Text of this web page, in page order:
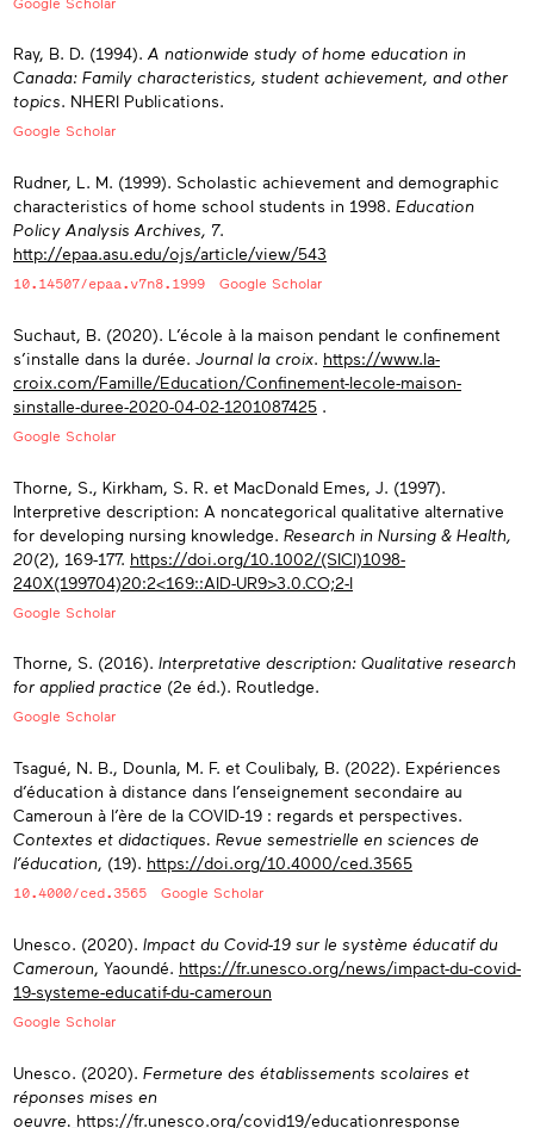
Ray, B. D. (1994). A nationwide study of home education in
Canada: Family characteristics, student achievement, and other
topics. NHERI Publications.
Google Scholar
Rudner, L. M. (1999). Scholastic achievement and demographic
characteristics of home school students in 1998. Education
Policy Analysis Archives, 7.
http://epaa.asu.edu/ojs/article/view/543
10.14507/epaa.v7n8.1999 Google Scholar
Suchaut, B. (2020). L’école à la maison pendant le confinement
s’installe dans la durée. Journal la croix. https://www.la-
croix.com/Famille/Education/Confinement-lecole-maison-
sinstalle-duree-2020-04-02-1201087425 .
Google Scholar
Thorne, S., Kirkham, S. R. et MacDonald Emes, J. (1997).
Interpretive description: A noncategorical qualitative alternative
for developing nursing knowledge. Research in Nursing & Health,
20(2), 169-177. https://doi.org/10.1002/(SICI)1098-
240X(199704)20:2<169::AID-UR9>3.0.CO;2-I
Google Scholar
Thorne, S. (2016). Interpretative description: Qualitative research
for applied practice (2e éd.). Routledge.
Google Scholar
Tsagué, N. B., Dounla, M. F. et Coulibaly, B. (2022). Expériences
d’éducation à distance dans l’enseignement secondaire au
Cameroun à l’ère de la COVID-19 : regards et perspectives.
Contextes et didactiques. Revue semestrielle en sciences de
l’éducation, (19). https://doi.org/10.4000/ced.3565
10.4000/ced.3565 Google Scholar
Unesco. (2020). Impact du Covid-19 sur le système éducatif du
Cameroun, Yaoundé. https://fr.unesco.org/news/impact-du-covid-
19-systeme-educatif-du-cameroun
Google Scholar
Unesco. (2020). Fermeture des établissements scolaires et
réponses mises en
oeuvre. https://fr.unesco.org/covid19/educationresponse